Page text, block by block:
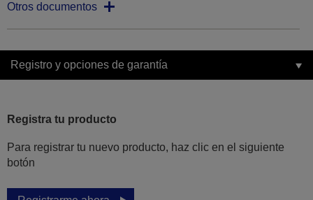
Otros documentos
Registro y opciones de garantía
Registra tu producto
Para registrar tu nuevo producto, haz clic en el siguiente
botón